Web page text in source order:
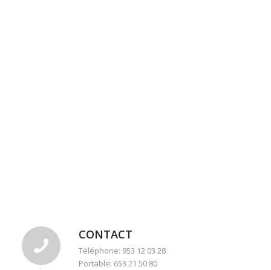
CONTACT
Téléphone: 953 12 03 28
Portable: 653 21 50 80